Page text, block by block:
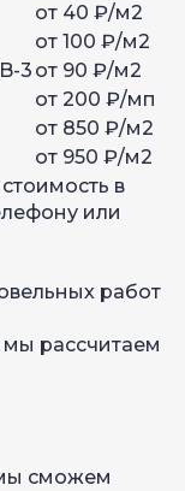
от 40 ₽/м2
от 100 ₽/м2
3 от 90 ₽/м2
от 200 ₽/мп
от 850 ₽/м2
от 950 ₽/м2
в
или
работ
мы рассчитаем
сможем